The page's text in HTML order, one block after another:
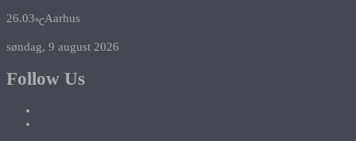
26.03℃Aarhus
søndag, 9 august 2026
Follow Us